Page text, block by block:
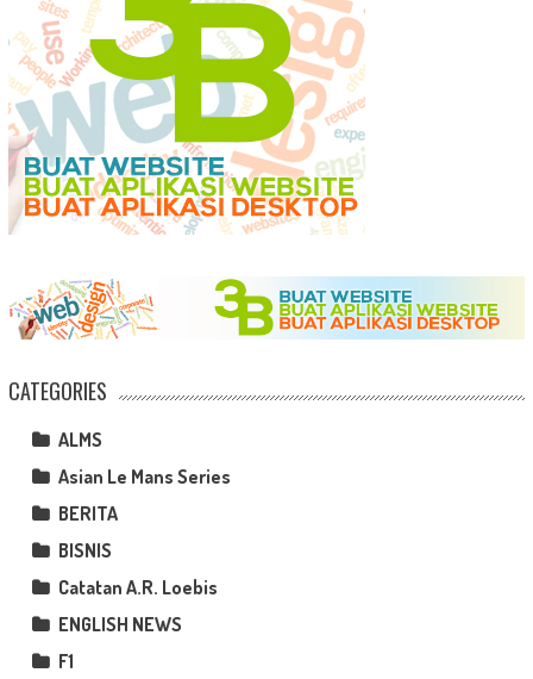
CATEGORIES
ALMS
Asian Le Mans Series
BERITA
BISNIS
Catatan A.R. Loebis
ENGLISH NEWS
F1